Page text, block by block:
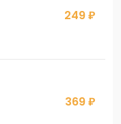
249 ₽
369 ₽